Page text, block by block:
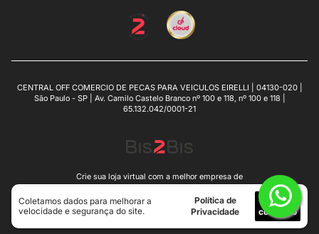
Coletamos dados para melhorar a
velocidade e segurança do site.
Política de
Privacidade
Eu
concordo
CENTRAL OFF COMERCIO DE PECAS PARA VEICULOS EIRELLI | 04130-020 |
São Paulo - SP | Av. Camilo Castelo Branco nº 100 e 118, nº 100 e 118 |
65.132.042/0001-21
Crie sua loja virtual com a melhor empresa de
e-commerce do Brasil.